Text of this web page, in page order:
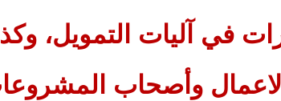
في آليات التمويل،
وأصحاب